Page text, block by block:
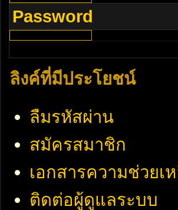
Password
ลิงค์ที่มีประโยชน์
ลืมรหัสผ่าน
สมัครสมาชิก
เอกสารความช่วยเ
ติดต่อผู้ดูแลระบบ